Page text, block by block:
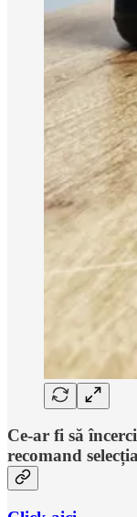
Ce-ar fi să
recomand